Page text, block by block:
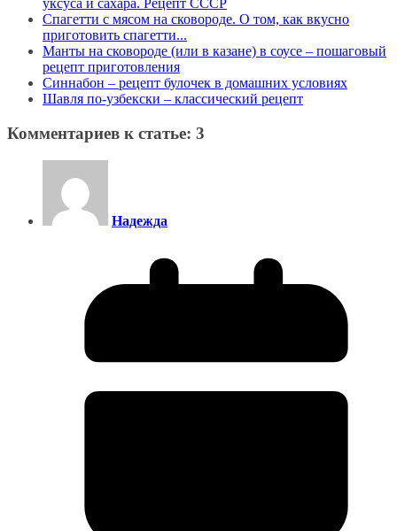
уксуса и сахара. Рецепт СССР
Спагетти с мясом на сковороде. О том, как вкусно
приготовить спагетти...
Манты на сковороде (или в казане) в соусе – пошаговый
рецепт приготовления
Синнабон – рецепт булочек в домашних условиях
Шавля по-узбекски – классический рецепт
Комментариев к статье: 3
Надежда